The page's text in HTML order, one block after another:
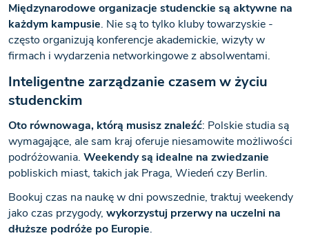
Międzynarodowe organizacje studenckie są aktywne na
każdym kampusie. Nie są to tylko kluby towarzyskie -
często organizują konferencje akademickie, wizyty w
firmach i wydarzenia networkingowe z absolwentami.
Inteligentne zarządzanie czasem w życiu
studenckim
Oto równowaga, którą musisz znaleźć: Polskie studia są
wymagające, ale sam kraj oferuje niesamowite możliwości
podróżowania. Weekendy są idealne na zwiedzanie
pobliskich miast, takich jak Praga, Wiedeń czy Berlin.
Bookuj czas na naukę w dni powszednie, traktuj weekendy
jako czas przygody, wykorzystuj przerwy na uczelni na
dłuższe podróże po Europie.